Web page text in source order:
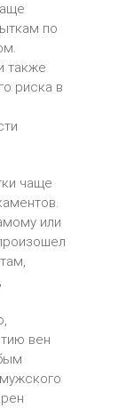
по
также
риска в
чаще
или
вен